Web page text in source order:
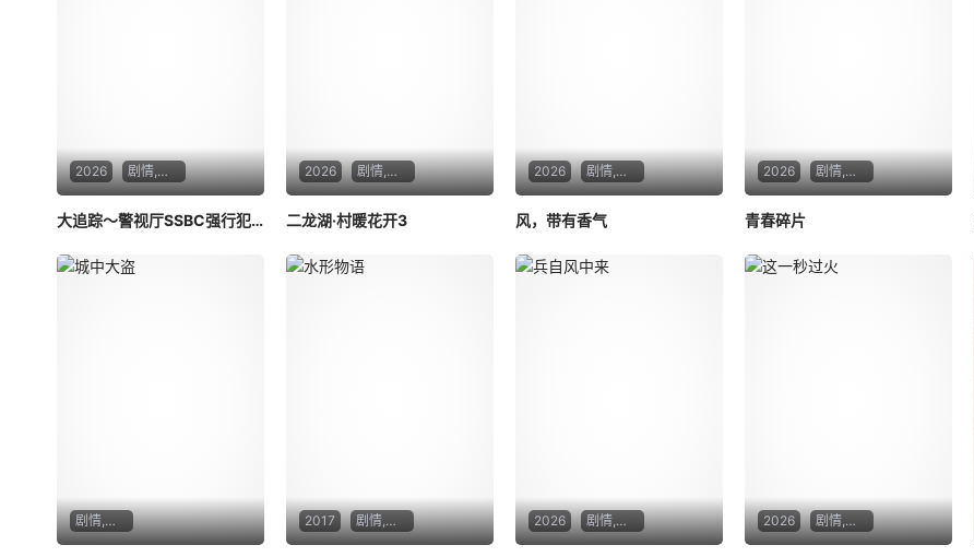
2026 剧情,悬疑,犯罪
大追踪〜警视厅SSBC强行犯系〜 第二季
2026 剧情,喜剧
二龙湖·村暖花开3
2026 剧情,传记,历史
风，带有香气
2026 剧情,悬疑,惊悚
青春碎片
剧情,惊悚,犯罪 2017 剧情,爱情,奇幻 2026 剧情,动作 2026 剧情,爱情